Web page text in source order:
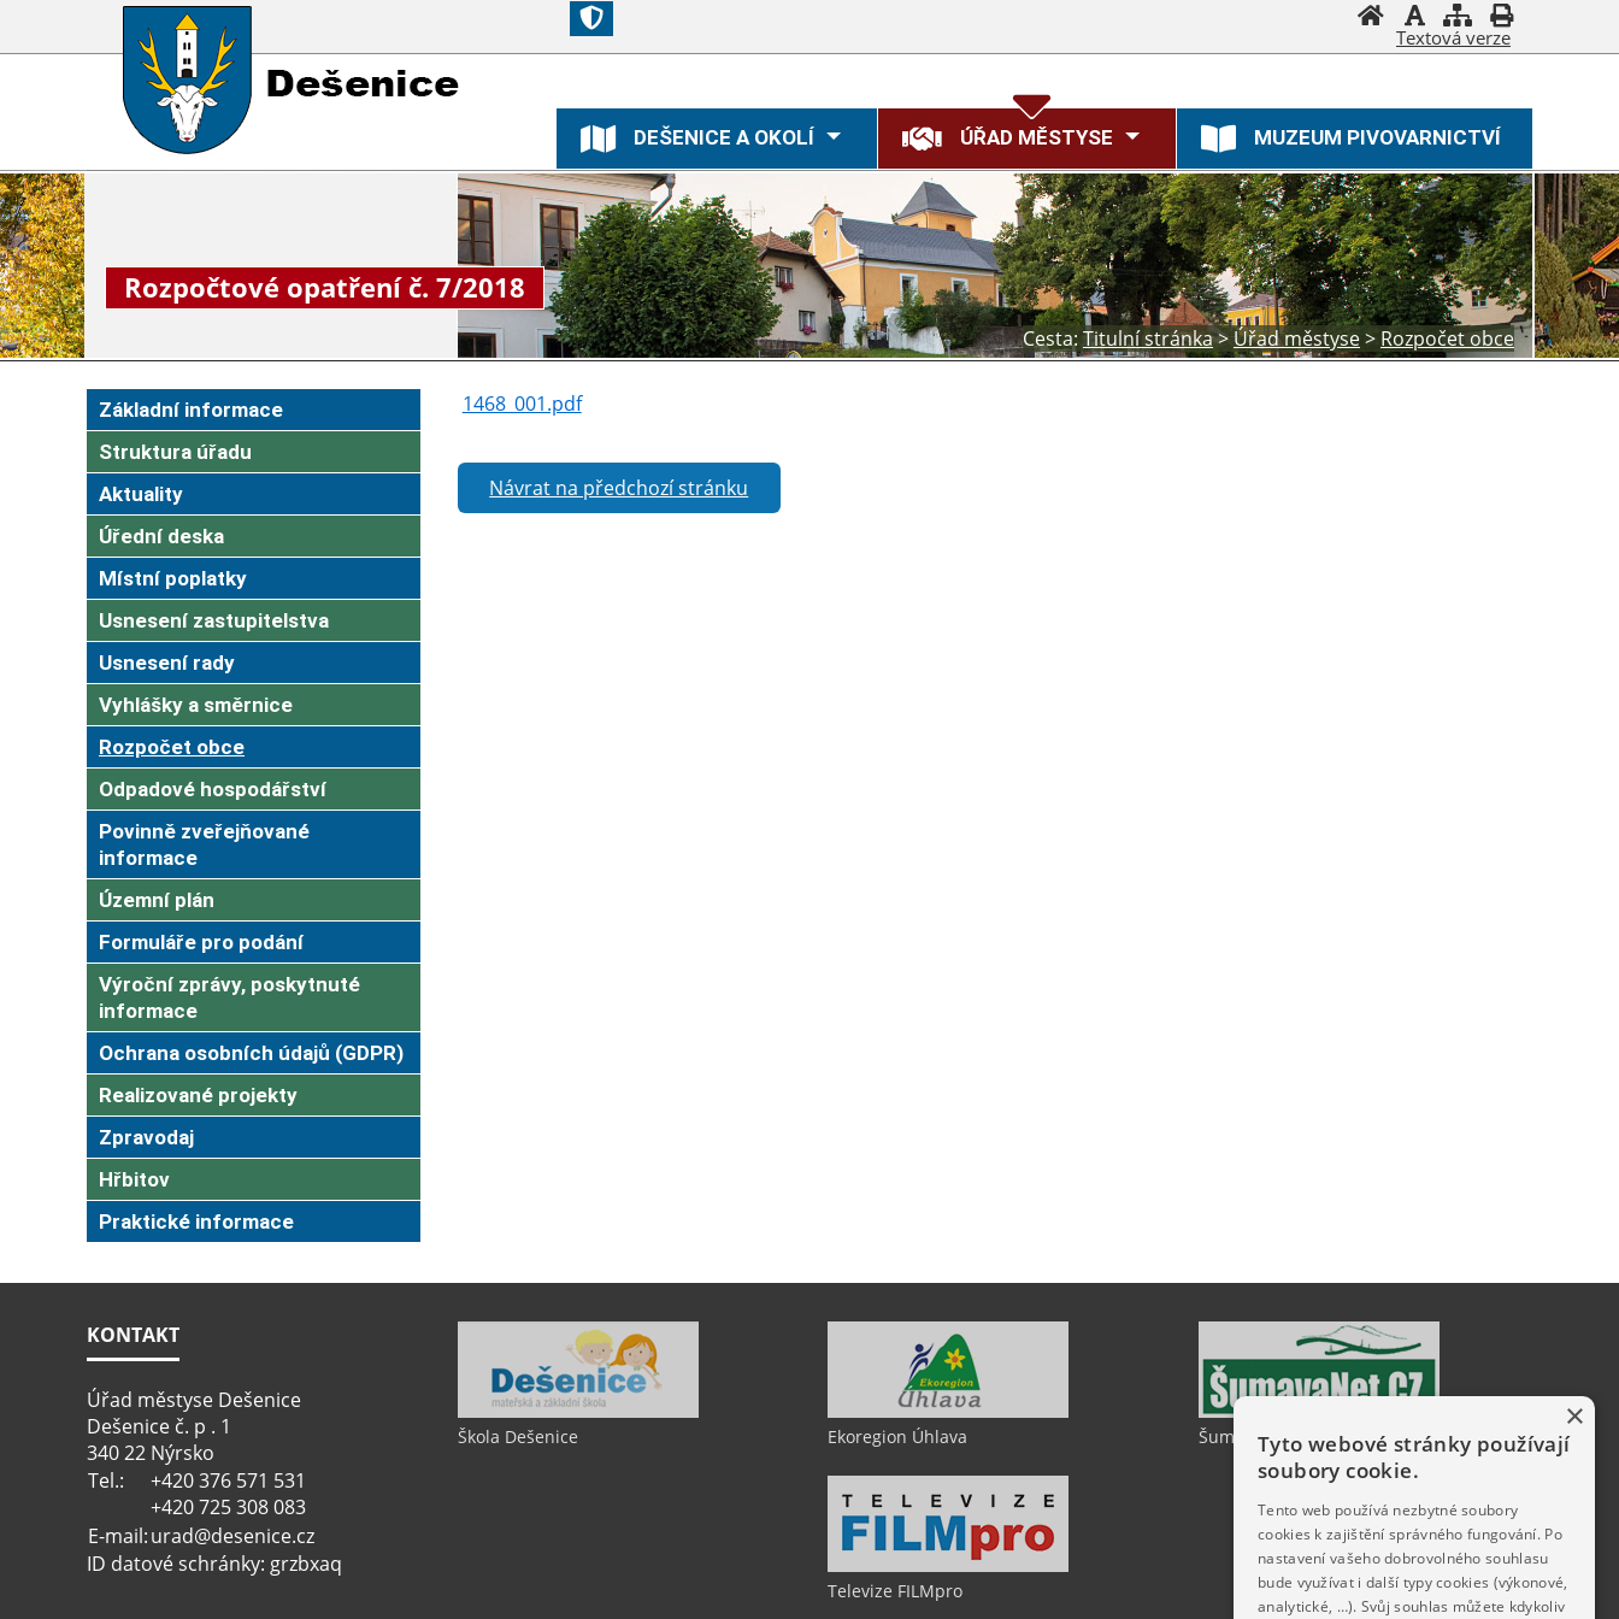
Textová verze
DEŠENICE A OKOLÍ ÚŘAD MĚSTYSE MUZEUM PIVOVARNICTVÍ
Rozpočtové opatření č. 7/2018
Cesta: Titulní stránka>Úřad městyse> Rozpočet obce
Základní informace
Struktura úřadu
Aktuality
Úřední deska
Místní poplatky
Usnesení zastupitelstva
Usnesení rady
Vyhlášky a směrnice
Rozpočet obce
Odpadové hospodářství
Povinně zveřejňované
informace
Územní plán
Formuláře pro podání
Výroční zprávy, poskytnuté
informace
Ochrana osobních údajů (GDPR)
Realizované projekty
Zpravodaj
Hřbitov
Praktické informace
1468_001.pdf
Návrat na předchozí stránku
KONTAKT
Úřad městyse Dešenice
Dešenice č. p . 1
340 22 Nýrsko
Tel.:
+420 376 571 531
+420 725 308 083
E-mail:urad@desenice.cz
ID datové schránky: grzbxaq
Škola Dešenice Ekoregion Úhlava
Televize FILMpro
ŠumavaNet.CZ - informace o regionu
×
Tyto webové stránky používají
soubory cookie.
Tento web používá nezbytné soubory
cookies k zajištění správného fungování. Po
nastavení vašeho dobrovolného souhlasu
bude využívat i další typy cookies (výkonové,
analytické, …). Svůj souhlas můžete kdykoliv